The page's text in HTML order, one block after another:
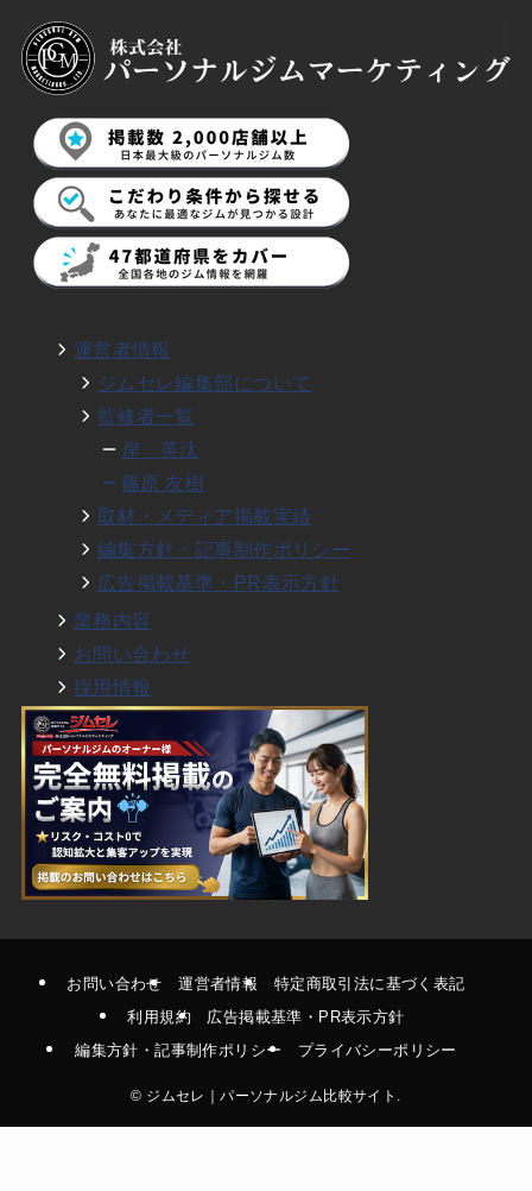
運営者情報
ジムセレ編集部について
監修者一覧
岸 英汰
篠原 友樹
取材・メディア掲載実績
編集方針・記事制作ポリシー
広告掲載基準・PR表示方針
業務内容
お問い合わせ
採用情報
お問い合わせ 運営者情報
特定商取引法に基づく表記
利用規約
広告掲載基準・PR表示方針
編集方針・記事制作ポリシー
プライバシーポリシー
© ジムセレ｜パーソナルジム比較サイト.